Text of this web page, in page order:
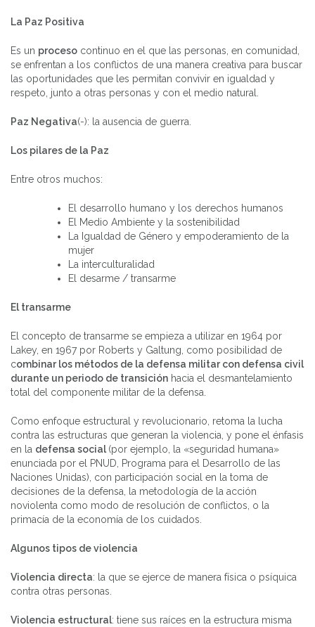
La Paz Positiva
Es un proceso continuo en el que las personas, en comunidad,
se enfrentan a los conflictos de una manera creativa para buscar
las oportunidades que les permitan convivir en igualdad y
respeto, junto a otras personas y con el medio natural.
Paz Negativa(-): la ausencia de guerra.
Los pilares de la Paz
Entre otros muchos:
El desarrollo humano y los derechos humanos
El Medio Ambiente y la sostenibilidad
La Igualdad de Género y empoderamiento de la
mujer
La interculturalidad
El desarme / transarme
El transarme
El concepto de transarme se empieza a utilizar en 1964 por
Lakey, en 1967 por Roberts y Galtung, como posibilidad de
combinar los métodos de la defensa militar con defensa civil
durante un periodo de transición hacia el desmantelamiento
total del componente militar de la defensa.
Como enfoque estructural y revolucionario, retoma la lucha
contra las estructuras que generan la violencia, y pone el énfasis
en la defensa social (por ejemplo, la «seguridad humana»
enunciada por el PNUD, Programa para el Desarrollo de las
Naciones Unidas), con participación social en la toma de
decisiones de la defensa, la metodología de la acción
noviolenta como modo de resolución de conflictos, o la
primacía de la economía de los cuidados.
Algunos tipos de violencia
Violencia directa: la que se ejerce de manera física o psíquica
contra otras personas.
Violencia estructural: tiene sus raíces en la estructura misma